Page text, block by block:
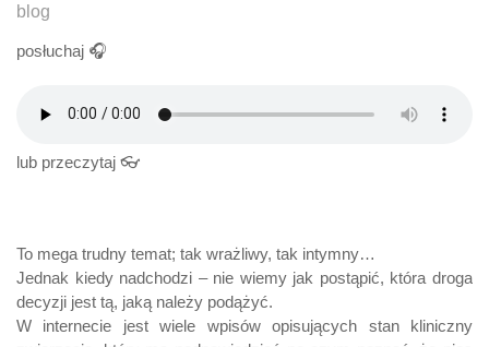
blog
posłuchaj 🎧
lub przeczytaj 👓
To mega trudny temat; tak wrażliwy, tak intymny…
Jednak kiedy nadchodzi – nie wiemy jak postąpić, która droga
decyzji jest tą, jaką należy podążyć.
W internecie jest wiele wpisów opisujących stan kliniczny